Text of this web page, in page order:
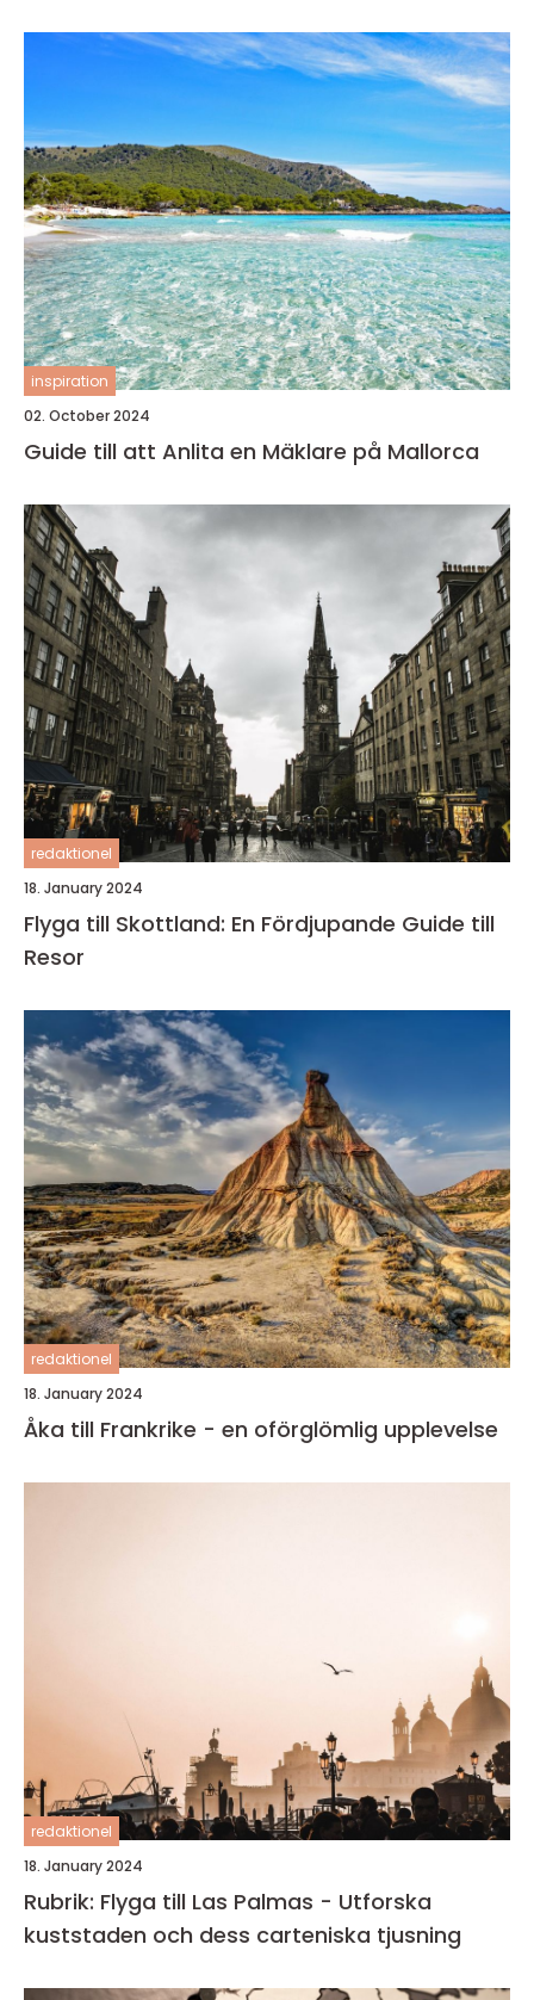
inspiration
02. October 2024
Guide till att Anlita en Mäklare på Mallorca
redaktionel
18. January 2024
Flyga till Skottland: En Fördjupande Guide till
Resor
redaktionel
18. January 2024
Åka till Frankrike - en oförglömlig upplevelse
redaktionel
18. January 2024
Rubrik: Flyga till Las Palmas - Utforska
kuststaden och dess carteniska tjusning